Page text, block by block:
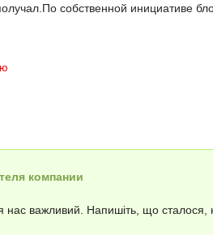
собственной инициативе
компании
нас важливий. Напишіть, що сталося,